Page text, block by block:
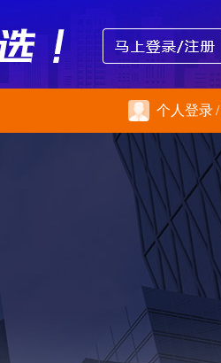
个人登录/